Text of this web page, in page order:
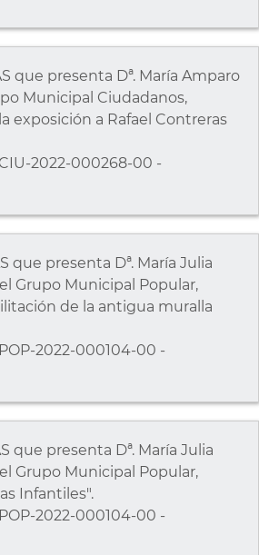
que presenta Dª. María Amparo
Municipal Ciudadanos,
exposición a Rafael Contreras
2022-000268-00 -
que presenta Dª. María Julia
Grupo Municipal Popular,
de la antigua muralla
2022-000104-00 -
que presenta Dª. María Julia
Grupo Municipal Popular,
Infantiles".
2022-000104-00 -